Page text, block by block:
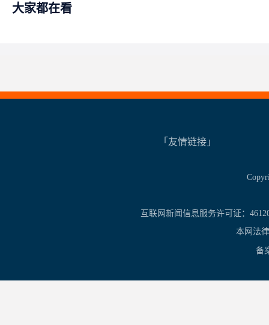
大家都在看
「友情链接」
互联网新闻信息服务许可证：
本网法
备